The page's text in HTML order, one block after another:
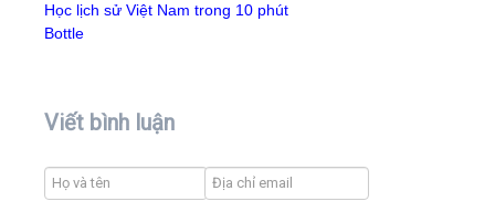
Học lịch sử Việt Nam trong 10 phút
Bottle
Viết bình luận